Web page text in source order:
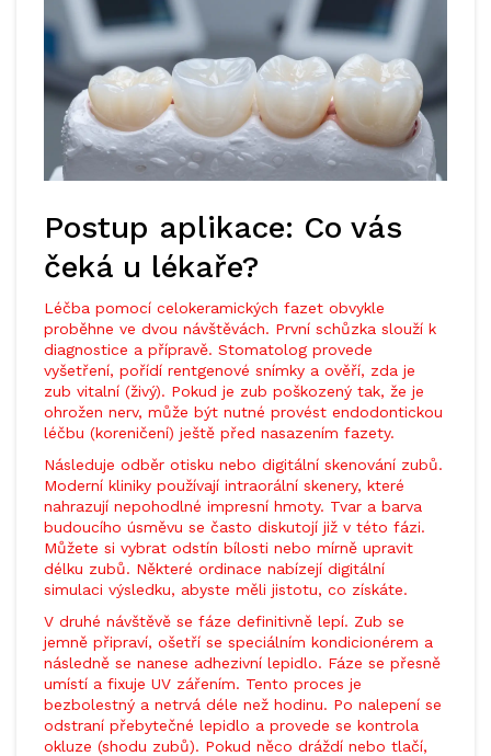
Postup aplikace: Co vás
čeká u lékaře?
Léčba pomocí celokeramických fazet obvykle
proběhne ve dvou návštěvách. První schůzka slouží k
diagnostice a přípravě. Stomatolog provede
vyšetření, pořídí rentgenové snímky a ověří, zda je
zub vitalní (živý). Pokud je zub poškozený tak, že je
ohrožen nerv, může být nutné provést endodontickou
léčbu (koreničení) ještě před nasazením fazety.
Následuje odběr otisku nebo digitální skenování zubů.
Moderní kliniky používají intraorální skenery, které
nahrazují nepohodlné impresní hmoty. Tvar a barva
budoucího úsměvu se často diskutojí již v této fázi.
Můžete si vybrat odstín bílosti nebo mírně upravit
délku zubů. Některé ordinace nabízejí digitální
simulaci výsledku, abyste měli jistotu, co získáte.
V druhé návštěvě se fáze definitivně lepí. Zub se
jemně připraví, ošetří se speciálním kondicionérem a
následně se nanese adhezivní lepidlo. Fáze se přesně
umístí a fixuje UV zářením. Tento proces je
bezbolestný a netrvá déle než hodinu. Po nalepení se
odstraní přebytečné lepidlo a provede se kontrola
okluze (shodu zubů). Pokud něco dráždí nebo tlačí,